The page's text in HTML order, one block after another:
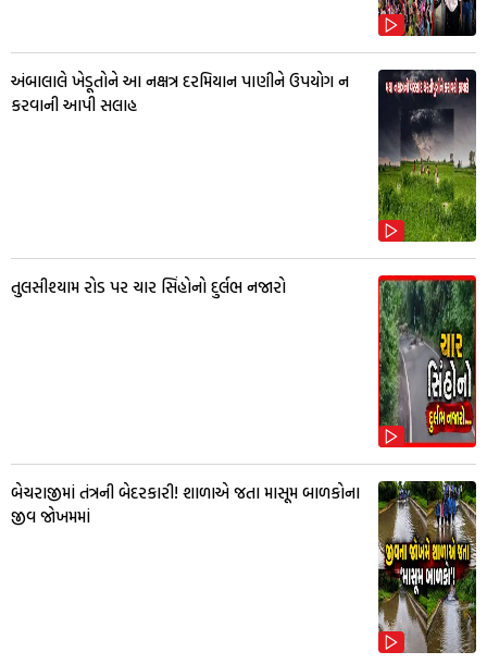
અંબાલાલે ખેડૂતોને આ નક્ષત્ર દરમિયાન પાણીને ઉપયોગ ન
કરવાની આપી સલાહ
તુલસીશ્યામ રોડ પર ચાર સિંહોનો દુર્લભ નજારો
બેચરાજીમાં તંત્રની બેદરકારી! શાળાએ જતા માસૂમ બાળકોના
જીવ જોખમમાં